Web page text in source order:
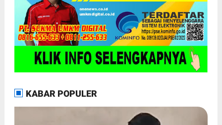
KABAR POPULER